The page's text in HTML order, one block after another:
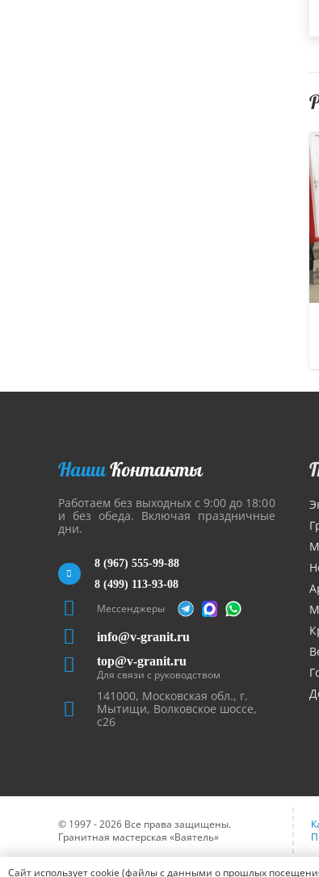
НашиКонтакты
Работаем без выходных с 9:00 до 18:00
и без обеда. Включая праздничные
дни.
8 (967) 555-99-88
8 (499) 113-93-08
Мессенджеры
info@v-granit.ru
top@v-granit.ru
Для связи с руководством
141000, Московская обл., г.
Мытищи, Волковское шоссе,
с26
© 1997 - 2026 Все права защищены.
Гранитная мастерская «Ваятель»
Сайт использует cookie (файлы с данными о прошлых